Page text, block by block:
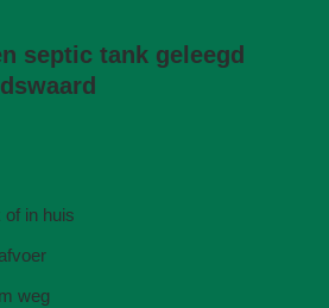
septic tank geleegd
of in huis
weg